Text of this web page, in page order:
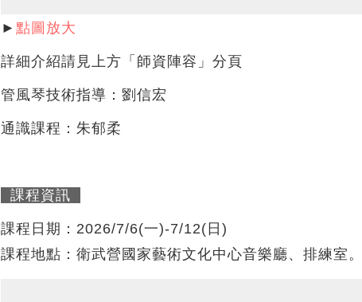
► 點圖放大
詳細介紹請見上方「師資陣容」分頁
管風琴技術指導：劉信宏
通識課程：朱郁柔
課程資訊
課程日期：2026/7/6(一)-7/12(日)
課程地點：衛武營國家藝術文化中心音樂廳、排練室